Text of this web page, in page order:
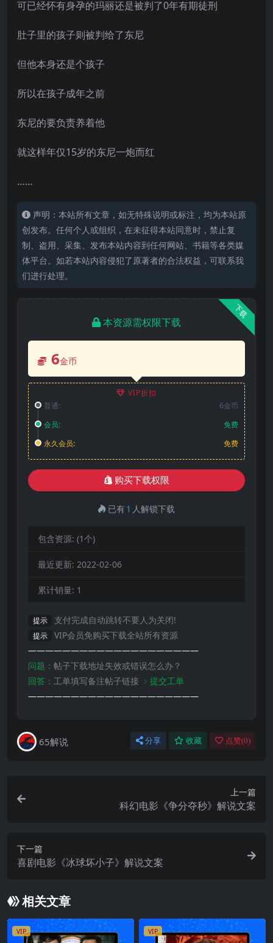
可已经怀有身孕的玛丽还是被判了0年有期徒刑
肚子里的孩子则被判给了东尼
但他本身还是个孩子
所以在孩子成年之前
东尼的要负责养着他
就这样年仅15岁的东尼一炮而红
……
声明：本站所有文章，如无特殊说明或标注，均为本站原
创发布。任何个人或组织，在未征得本站同意时，禁止复
制、盗用、采集、发布本站内容到任何网站、书籍等各类媒
体平台。如若本站内容侵犯了原著者的合法权益，可联系我
们进行处理。
下载
本资源需权限下载
6金币
VIP折扣
普通:
6金币
会员:
免费
永久会员:
免费
购买下载权限
已有1 人解锁下载
包含资源: (1个)
最近更新: 2022-02-06
累计销量: 1
提示 支付完成自动跳转不要人为关闭!
提示
VIP会员免购买下载全站所有资源
————————————————————
问题： 帖子下载地址失效或错误怎么办？
回答： 工单填写备注帖子链接 ﹥提交工单
————————————————————
65解说 分享 收藏 点赞(0)
上一篇
科幻电影《争分夺秒》解说文案
下一篇
喜剧电影《冰球坏小子》解说文案
相关文章
VIP VIP